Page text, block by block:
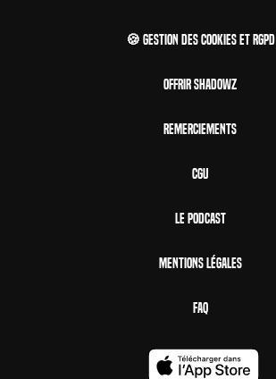
🍪 Gestion des cookies et RGPD
Offrir Shadowz
Remerciements
CGU
Le Podcast
Mentions Légales
FAQ